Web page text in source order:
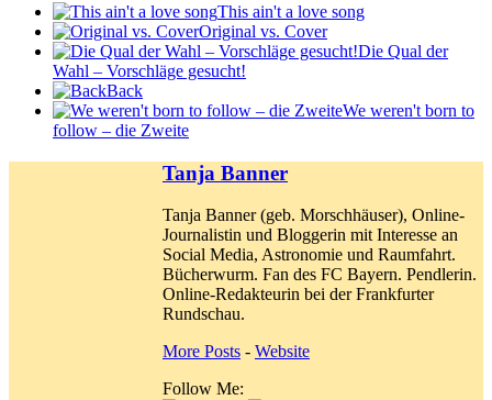
This ain't a love song
Original vs. Cover
Die Qual der
Wahl – Vorschläge gesucht!
Back
We weren't born to
follow – die Zweite
Tanja Banner
Tanja Banner (geb. Morschhäuser), Online-
Journalistin und Bloggerin mit Interesse an
Social Media, Astronomie und Raumfahrt.
Bücherwurm. Fan des FC Bayern. Pendlerin.
Online-Redakteurin bei der Frankfurter
Rundschau.
More Posts - Website
Follow Me: